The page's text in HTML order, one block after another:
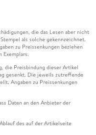
die das Lesen aber nicht
als solche gekennzeichnet.
zu Preissenkungen beziehen
Exemplars.
die Preisbindung dieser Artikel
gesenkt. Die jeweils zutreffende
Angaben zu Preissenkungen
Daten an den Anbieter der
des auf der Artikelseite